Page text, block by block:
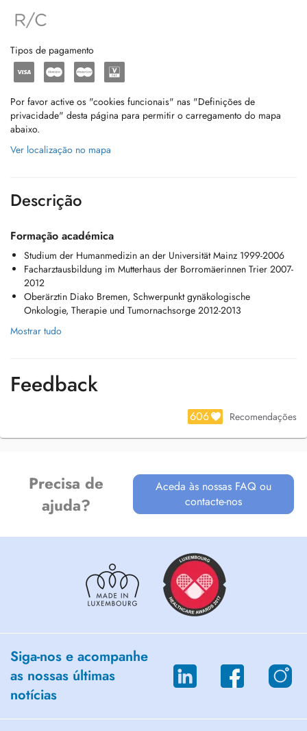
Tipos de pagamento
Por favor active os "cookies funcionais" nas "Definições de
privacidade" desta página para permitir o carregamento do mapa
abaixo.
Ver localização no mapa
Descrição
Formação académica
Studium der Humanmedizin an der Universität Mainz 1999-2006
Facharztausbildung im Mutterhaus der Borromäerinnen Trier 2007-
2012
Oberärztin Diako Bremen, Schwerpunkt gynäkologische
Onkologie, Therapie und Tumornachsorge 2012-2013
Mostrar tudo
Feedback
606 Recomendações
Precisa de
ajuda?
Aceda às nossas FAQ ou
contacte-nos
Siga-nos e acompanhe
as nossas últimas
notícias